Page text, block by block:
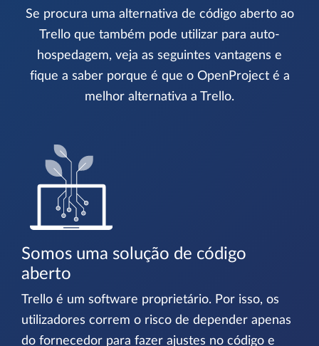
Se procura uma alternativa de código aberto ao
Trello que também pode utilizar para auto-
hospedagem, veja as seguintes vantagens e
fique a saber porque é que o OpenProject é a
melhor alternativa a Trello.
Somos uma solução de código
aberto
Trello é um software proprietário. Por isso, os
utilizadores correm o risco de depender apenas
do fornecedor para fazer ajustes no código e